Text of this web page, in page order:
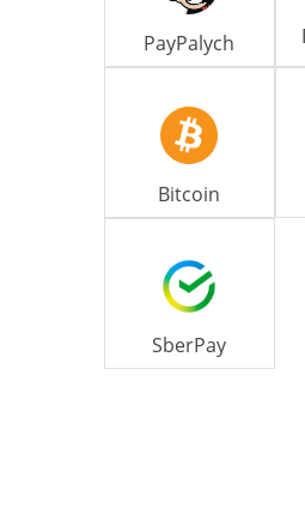
PayPalych
Bitcoin
SberPay